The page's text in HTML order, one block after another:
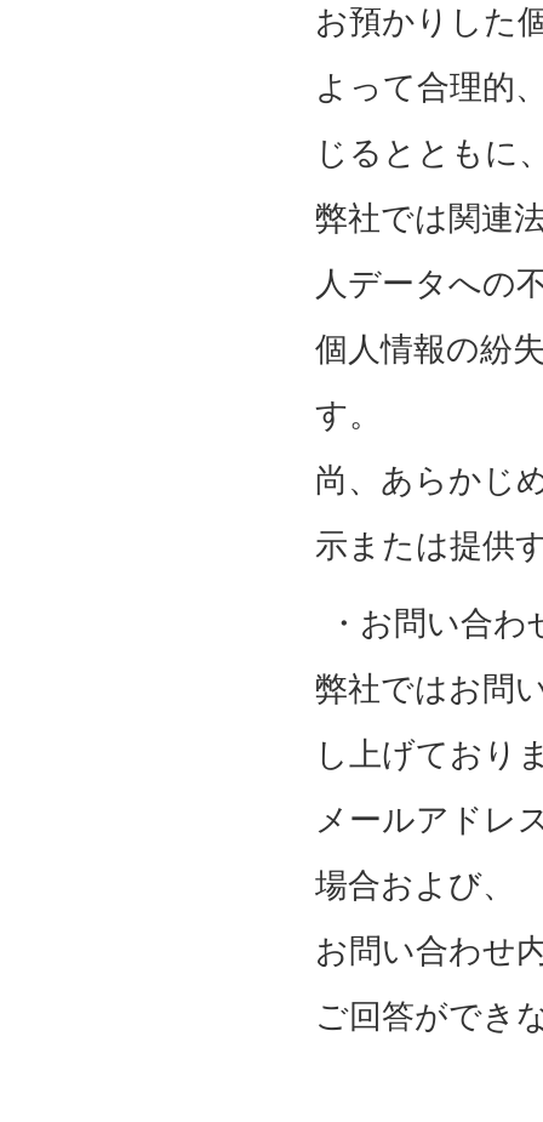
お預かりした
よって合理的
じるとともに
弊社では関連
人データへの
個人情報の紛
す。
尚、あらかじ
示または提供
・お問い合
弊社ではお問
し上げており
メールアドレ
場合および、
お問い合わせ
ご回答ができ